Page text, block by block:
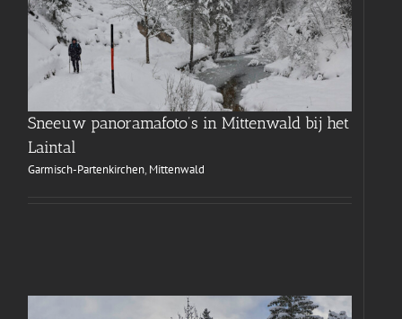
Sneeuw panoramafoto’s in Mittenwald bij het
Laintal
Garmisch-Partenkirchen, Mittenwald